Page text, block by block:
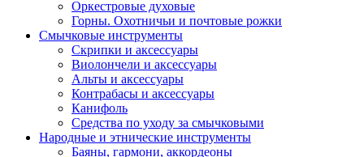
Оркестровые духовые
Горны. Охотничьи и почтовые рожки
Смычковые инструменты
Скрипки и аксессуары
Виолончели и аксессуары
Альты и аксессуары
Контрабасы и аксессуары
Канифоль
Средства по уходу за смычковыми
Народные и этнические инструменты
Баяны, гармони, аккордеоны